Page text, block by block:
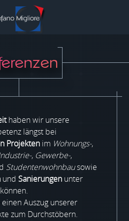
haben wir unsere
längst bei
Projekten im Wohnungs-,
, Gewerbe-,
Studentenwohnbausowie
undSanierungen unter
Auszug unserer
zum Durchstöbern.